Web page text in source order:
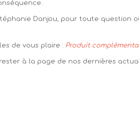
Danjou, pour toute question
de vous plaire : Produit
à la page de nos dernières